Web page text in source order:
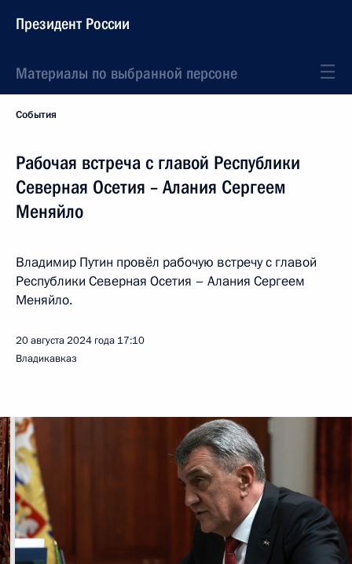
Президент России
Материалы по выбранной персоне
События
Рабочая встреча с главой Республики
Северная Осетия – Алания Сергеем
Меняйло
Владимир Путин провёл рабочую встречу с главой
Республики Северная Осетия – Алания Сергеем
Меняйло.
20 августа 2024 года 17:10
Владикавказ